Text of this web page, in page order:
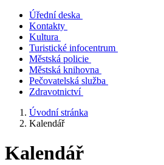
Úřední deska
Kontakty
Kultura
Turistické infocentrum
Městská policie
Městská knihovna
Pečovatelská služba
Zdravotnictví
Úvodní stránka
Kalendář
Kalendář